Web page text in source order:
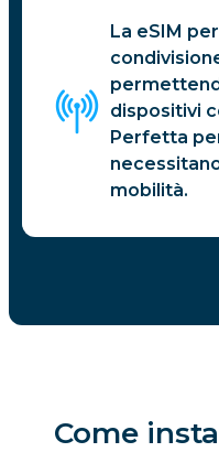
La eSIM
dispositivi
Perfetta
mobilità.
Come